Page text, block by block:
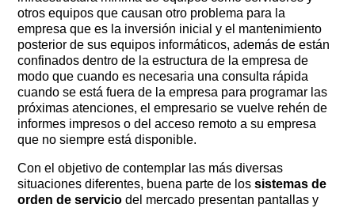
otros equipos que causan otro problema para la
empresa que es la inversión inicial y el mantenimiento
posterior de sus equipos informáticos, además de están
confinados dentro de la estructura de la empresa de
modo que cuando es necesaria una consulta rápida
cuando se está fuera de la empresa para programar las
próximas atenciones, el empresario se vuelve rehén de
informes impresos o del acceso remoto a su empresa
que no siempre está disponible.
Con el objetivo de contemplar las más diversas
situaciones diferentes, buena parte de lossistemas de
orden de servicio del mercado presentan pantallas y